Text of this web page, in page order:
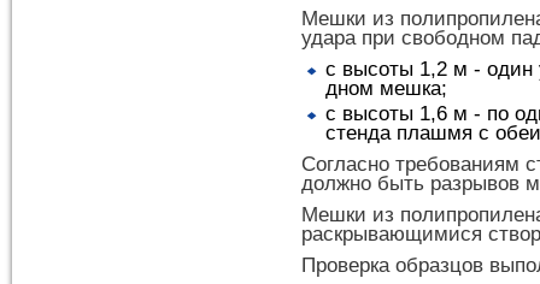
Мешки из
удара при свободном
с высоты 1,2 м - один
дном мешка;
с высоты 1,6 м - по
стенда плашмя с
Согласно требованиям
должно быть разрывов
Мешки из
раскрывающимися
Проверка образцов